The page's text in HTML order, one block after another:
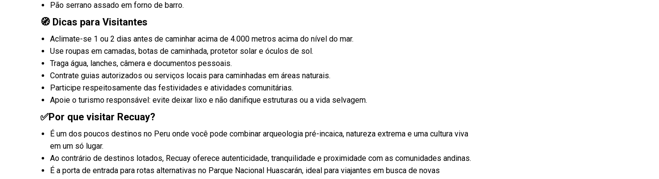
Pão serrano assado em forno de barro.
🧭 Dicas para Visitantes
Aclimate-se 1 ou 2 dias antes de caminhar acima de 4.000 metros acima do nível do mar.
Use roupas em camadas, botas de caminhada, protetor solar e óculos de sol.
Traga água, lanches, câmera e documentos pessoais.
Contrate guias autorizados ou serviços locais para caminhadas em áreas naturais.
Participe respeitosamente das festividades e atividades comunitárias.
Apoie o turismo responsável: evite deixar lixo e não danifique estruturas ou a vida selvagem.
✅Por que visitar Recuay?
É um dos poucos destinos no Peru onde você pode combinar arqueologia pré-incaica, natureza extrema e uma cultura viva
em um só lugar.
Ao contrário de destinos lotados, Recuay oferece autenticidade, tranquilidade e proximidade com as comunidades andinas.
É a porta de entrada para rotas alternativas no Parque Nacional Huascarán, ideal para viajantes em busca de novas